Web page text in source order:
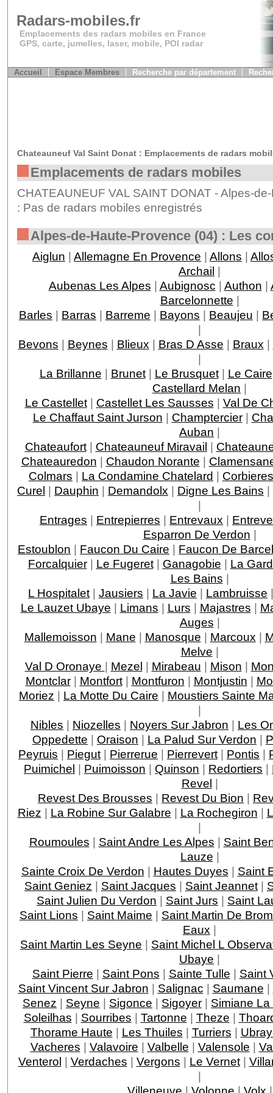
Radars-mobiles.fr
Emplacements des radars mobiles en France
GPS, carte, jumelles, laser, mobile, POI radar
Accueil Espace Membres Recherche par département
Chateauneuf Val Saint Donat : Emplacements de radars
Emplacements de radars mobiles
CHATEAUNEUF VAL SAINT DONAT - Alpes-
: Pas de radars mobiles enregistrés
Alpes-de-Haute-Provence (04) : Les
Aiglun | Allemagne En Provence | Allons |
Archail |
Aubenas Les Alpes | Aubignosc | Authon |
Barcelonnette |
Barles | Barras | Barreme | Bayons | Beaujeu |
|
Bevons | Beynes | Blieux | Bras D Asse | Braux |
|
La Brillanne | Brunet| Le Brusquet| Le Caire
Castellard Melan |
Le Castellet| Castellet Les Sausses | Val De
Le Chaffaut Saint Jurson | Champtercier|
Auban |
Chateaufort| Chateauneuf Miravail |
Chateauredon | Chaudon Norante |
Colmars | La Condamine Chatelard | Corbieres
Curel | Dauphin | Demandolx | Digne Les Bains |
|
Entrages | Entrepierres | Entrevaux |
Esparron De Verdon |
Estoublon | Faucon Du Caire | Faucon De
Forcalquier| Le Fugeret| Ganagobie | La
Les Bains |
L Hospitalet | Jausiers | La Javie | Lambruisse
Le Lauzet Ubaye | Limans | Lurs | Majastres |
Auges |
Mallemoisson | Mane | Manosque | Marcoux |
Melve |
Val D Oronaye | Mezel | Mirabeau | Mison |
Montclar| Montfort| Montfuron | Montjustin |
Moriez | La Motte Du Caire | Moustiers Sainte
|
Nibles | Niozelles | Noyers Sur Jabron | Les
Oppedette | Oraison | La Palud Sur Verdon |
Peyruis | Piegut | Pierrerue | Pierrevert | Pontis |
Puimichel | Puimoisson | Quinson | Redortiers |
Revel |
Revest Des Brousses | Revest Du Bion |
Riez | La Robine Sur Galabre | La Rochegiron |
|
Roumoules | Saint Andre Les Alpes | Saint
Lauze |
Sainte Croix De Verdon | Hautes Duyes | Saint
Saint Geniez | Saint Jacques | Saint Jeannet |
Saint Julien Du Verdon | Saint Jurs | Saint
Saint Lions | Saint Maime | Saint Martin De
Eaux |
Saint Martin Les Seyne | Saint Michel L
Ubaye |
Saint Pierre | Saint Pons | Sainte Tulle | Saint
Saint Vincent Sur Jabron | Salignac | Saumane |
Senez | Seyne | Sigonce | Sigoyer | Simiane
Soleilhas | Sourribes | Tartonne | Theze |
Thorame Haute | Les Thuiles | Turriers |
Vacheres | Valavoire | Valbelle | Valensole |
Venterol | Verdaches | Vergons | Le Vernet|
|
Villeneuve | Volonne | Volx |